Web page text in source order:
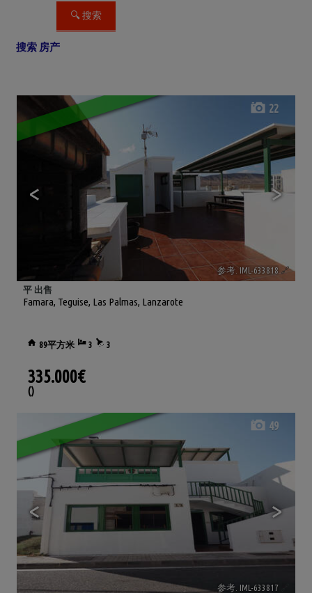
搜索 房产
< >
22
参考. IML-633818 🔗
Famara, Teguise, Las Palmas, Lanzarote
平 出售
89平方米 3 3
335.000€
()
< >
49
参考. IML-633817